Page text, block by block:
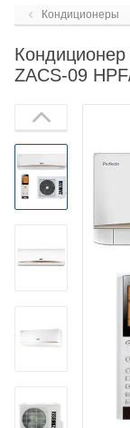
Кондиционеры
ZACS-09